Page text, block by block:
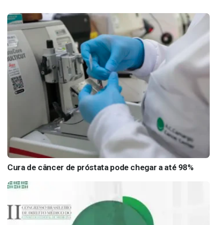
Cura de câncer de próstata pode chegar a até 98%